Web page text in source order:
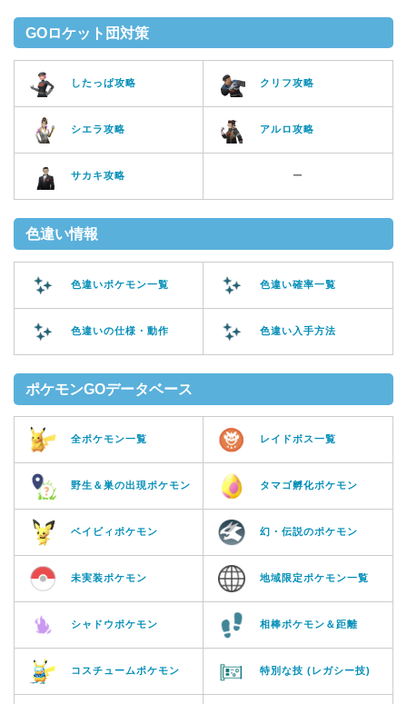
GOロケット団対策
したっぱ攻略 クリフ攻略
シエラ攻略 アルロ攻略
サカキ攻略 ー
色違い情報
色違いポケモン一覧 色違い確率一覧
色違いの仕様・動作 色違い入手方法
ポケモンGOデータベース
全ポケモン一覧 レイドボス一覧
野生＆巣の出現ポケモン タマゴ孵化ポケモン
ベイビィポケモン 幻・伝説のポケモン
未実装ポケモン 地域限定ポケモン一覧
シャドウポケモン 相棒ポケモン＆距離
コスチュームポケモン 特別な技 (レガシー技)